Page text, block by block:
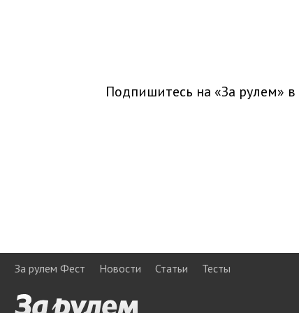
Подпишитесь на «За рулем» в
За рулем Фест Новости Статьи Тесты